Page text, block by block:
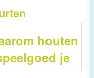
houten
je